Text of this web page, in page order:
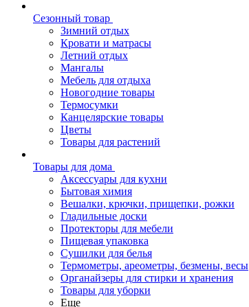
Сезонный товар
Зимний отдых
Кровати и матрасы
Летний отдых
Мангалы
Мебель для отдыха
Новогодние товары
Термосумки
Канцелярские товары
Цветы
Товары для растений
Товары для дома
Аксессуары для кухни
Бытовая химия
Вешалки, крючки, прищепки, рожки
Гладильные доски
Протекторы для мебели
Пищевая упаковка
Сушилки для белья
Термометры, ареометры, безмены, весы
Органайзеры для стирки и хранения
Товары для уборки
Еще